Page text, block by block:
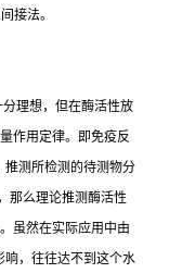
间接法。
理想，但在酶活性放
作用定律。即免疫反
推测所检测的待测物分
那么理论推测酶活性
。虽然在实际应用中由
响，往往达不到这个水